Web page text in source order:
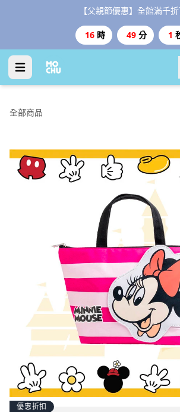
【父親節優惠】全館滿千
16 時 49 分 0
全部商品
優惠折扣